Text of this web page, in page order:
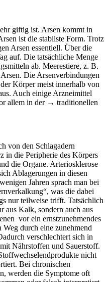
giftig ist. Arsen kommt in
ist die stabilste Form. Trotz
Arsen essentiell. Über die
auf. Die tatsächliche Menge
ab. Meerestiere, z. B.
Die Arsenverbindungen
Körper meist innerhalb von
Auch einige Arzneimittel
allem in der → traditionellen
von den Schlagadern
in die Peripherie des Körpers
die Organe. Arteriosklerose
Ablagerungen in diesen
Jahren sprach man bei
was die dabei
nur teilweise trifft. Tatsächlich
aus Kalk, sondern auch aus
vor ein ernstzunehmendes
durch eine zunehmend
verschlechtert sich in
Nährstoffen und Sauerstoff.
nicht
Bei chronischen
werden die Symptome oft